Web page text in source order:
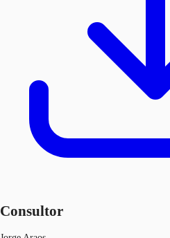
Consultor